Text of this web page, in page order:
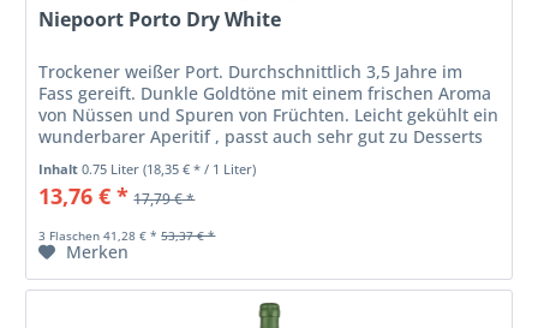
Niepoort Porto Dry White
Trockener weißer Port. Durchschnittlich 3,5 Jahre im
Fass gereift. Dunkle Goldtöne mit einem frischen Aroma
von Nüssen und Spuren von Früchten. Leicht gekühlt ein
wunderbarer Aperitif , passt auch sehr gut zu Desserts
Inhalt0.75 Liter(18,35 € * / 1 Liter)
13,76 € * 17,79 € *
3 Flaschen 41,28 € * 53,37 € *
Merken